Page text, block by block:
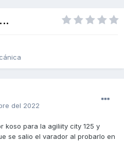
del 2022
koso para la agiliity city 125 y
se salio el varador al probarlo en